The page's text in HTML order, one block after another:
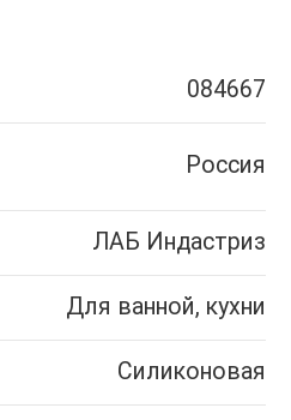
084667
Россия
ЛАБ Индастриз
Для ванной, кухни
Силиконовая